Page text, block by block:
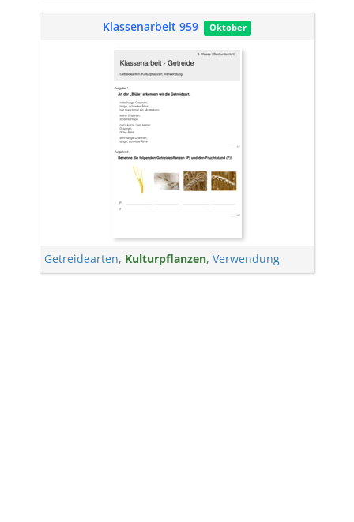
Klassenarbeit 959 Oktober
Getreidearten, Kulturpflanzen, Verwendung